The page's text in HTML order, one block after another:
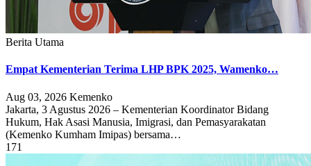
Berita Utama
Empat Kementerian Terima LHP BPK 2025, Wamenko…
Aug 03, 2026 Kemenko
Jakarta, 3 Agustus 2026 – Kementerian Koordinator Bidang
Hukum, Hak Asasi Manusia, Imigrasi, dan Pemasyarakatan
(Kemenko Kumham Imipas) bersama…
171